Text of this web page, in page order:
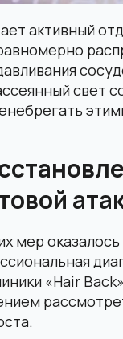
активный
свет
мер
«Hair